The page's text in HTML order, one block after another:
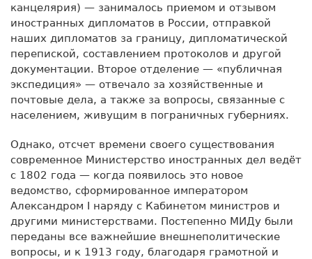
канцелярия) — занималось приемом и отзывом
иностранных дипломатов в России, отправкой
наших дипломатов за границу, дипломатической
перепиской, составлением протоколов и другой
документации. Второе отделение — «публичная
экспедиция» — отвечало за хозяйственные и
почтовые дела, а также за вопросы, связанные с
населением, живущим в пограничных губерниях.
Однако, отсчет времени своего существования
современное Министерство иностранных дел ведёт
с 1802 года — когда появилось это новое
ведомство, сформированное императором
Александром I наряду с Кабинетом министров и
другими министерствами. Постепенно МИДу были
переданы все важнейшие внешнеполитические
вопросы, и к 1913 году, благодаря грамотной и